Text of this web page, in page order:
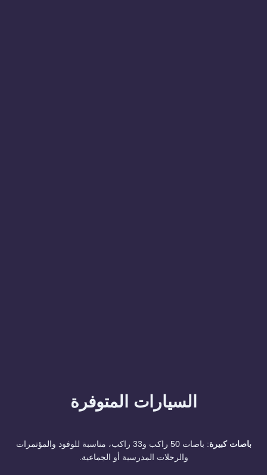
السيارات المتوفرة
باصات كبيرة
: باصات 50 راكب و33 راكب، مناسبة للوفود والمؤتمرات
والرحلات المدرسية أو الجماعية.